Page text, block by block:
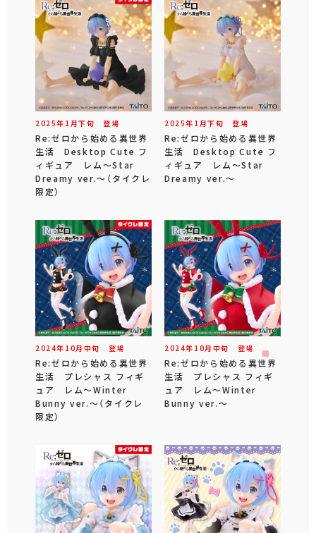
2025年 1 月下旬 登場
Re:ゼロから始める異世界
生活 Desktop Cute フ
ィギュア レム～Star
Dreamy ver.～（タイクレ
限定）
2025年 1 月下旬 登場
Re:ゼロから始める異世界
生活 Desktop Cute フ
ィギュア レム～Star
Dreamy ver.～
2024年 10月 中旬 登場
Re:ゼロから始める異世界
生活 プレシャス フィギ
ュア レム～Winter
Bunny ver.～（タイクレ
限定）
2024年 10月 中旬 登場
Re:ゼロから始める異世界
生活 プレシャス フィギ
ュア レム～Winter
Bunny ver.～